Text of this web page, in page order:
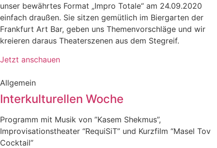
unser bewährtes Format „Impro Totale“ am 24.09.2020
einfach draußen. Sie sitzen gemütlich im Biergarten der
Frankfurt Art Bar, geben uns Themenvorschläge und wir
kreieren daraus Theaterszenen aus dem Stegreif.
Jetzt anschauen
Allgemein
Interkulturellen Woche
Programm mit Musik von ”Kasem Shekmus”,
Improvisationstheater “RequiSiT” und Kurzfilm “Masel Tov
Cocktail”